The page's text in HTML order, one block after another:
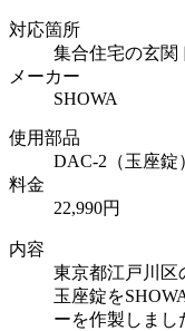
対応箇所
集合住宅の玄関
メーカー
SHOWA
使用部品
DAC-2（玉座錠
料金
22,990円
内容
東京都江戸川区
玉座錠を
ーを作製しまし